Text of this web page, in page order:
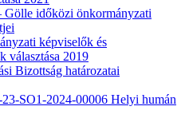
Gölle időközi önkormányzati
képviselők és
választása 2019
Bizottság határozatai
SO1-2024-00006 Helyi humán